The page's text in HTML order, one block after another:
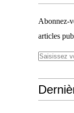
Abonnez-
articles